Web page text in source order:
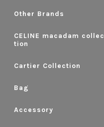
Other Brands
CELINE macadam collec
tion
Cartier Collection
Bag
Accessory